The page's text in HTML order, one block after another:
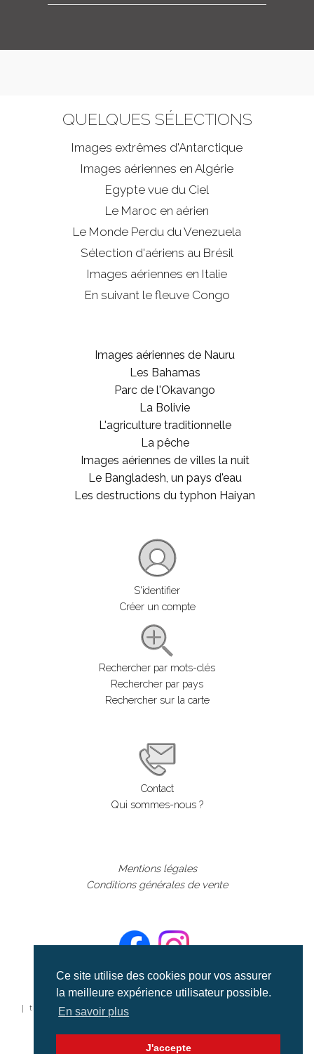
Ce site utilise des cookies pour vos assurer
la meilleure expérience utilisateur possible.
En savoir plus
J'accepte
QUELQUES SÉLECTIONS
Images extrêmes d'Antarctique
Images aériennes en Algérie
Egypte vue du Ciel
Le Maroc en aérien
Le Monde Perdu du Venezuela
Sélection d'aériens au Brésil
Images aériennes en Italie
En suivant le fleuve Congo
Images aériennes de Nauru
Les Bahamas
Parc de l'Okavango
La Bolivie
L'agriculture traditionnelle
La pêche
Images aériennes de villes la nuit
Le Bangladesh, un pays d'eau
Les destructions du typhon Haiyan
S'identifier
Créer un compte
Rechercher par mots-clés
Rechercher par pays
Rechercher sur la carte
Contact
Qui sommes-nous ?
Mentions légales
Conditions générales de vente
©aerialcollection marque déposée 2024
| tous droits réservés | aerialcollection.fr banque d'images
aériennes et documentaires video et cinéma |